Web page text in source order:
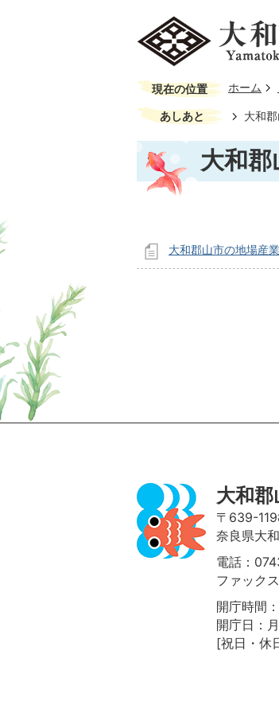
現在の位置 ホーム
あしあと 大和
大和
大和郡山市の地場産業
大和
〒639-
奈良県大
電話：
ファック
開庁時間
開庁日：
[祝日・休